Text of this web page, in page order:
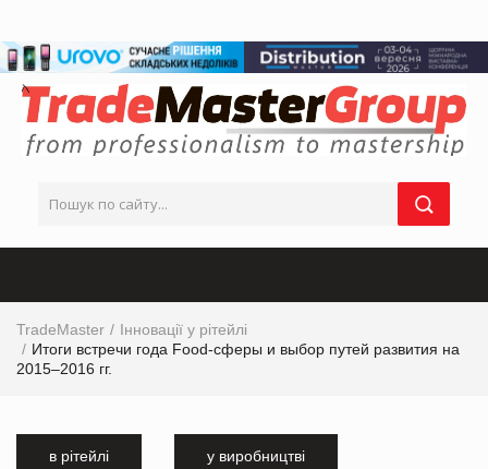
TradeMaster
Інновації у рітейлі
Итоги встречи года Food-сферы и выбор путей развития на
2015–2016 гг.
в рітейлі у виробництві